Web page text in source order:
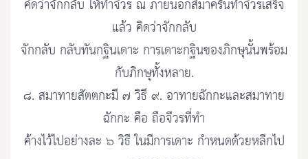
คิดว่าจักกลับ ให้ทำจีวร ณ ภายนอกสีมาครั้นทำจีวรเสร็จ
แล้ว คิดว่าจักกลับ
จักกลับ กลับทันกฐินเดาะ การเดาะกฐินของภิกษุนั้นพร้อม
กับภิกษุทั้งหลาย.
๘. สมาทายสัตตกะมี ๗ วิธี ๙. อาทายฉักกะและสมาทาย
ฉักกะ คือ ถือจีวรที่ทำ
ค้างไว้ไปอย่างละ ๖ วิธี ในมีการเดาะ กำหนดด้วยหลีกไป